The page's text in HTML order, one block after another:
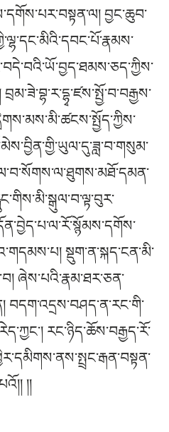
བྱང་ཆུབ་
སྡུག་ན་སྐད་ངན་མི་
ཞེས་པའི་རྣམ་ཐར་ཅན་
བདག་འདྲས་བཤད་ན་རང་གི་
རང་ཉིད་ཆོས་བརྒྱད་རོ་
།།